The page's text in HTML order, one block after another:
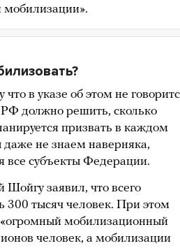
мобилизации».
в указе об этом не
должно решить, сколько
призвать в каждом
не знаем наверняка,
все субъекты Федерации.
заявил, что всего
300 тысяч человек. При этом
«огромный мобилизационный
человек, а мобилизации